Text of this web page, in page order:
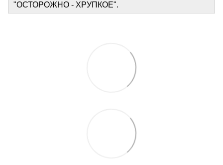
"ОСТОРОЖНО - ХРУПКОЕ".